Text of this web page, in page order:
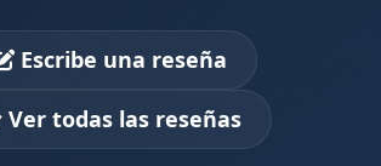
Escribe una reseña
Ver todas las reseñas